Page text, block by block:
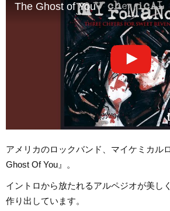
The Ghost of You
アメリカのロックバンド、マイケミカル
Ghost Of You』。
イントロから放たれるアルペジオが美し
作り出しています。